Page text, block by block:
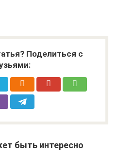
Поделиться с
быть интересно